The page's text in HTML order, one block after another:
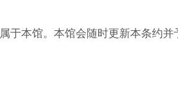
于本馆。本馆会随时更新本条约